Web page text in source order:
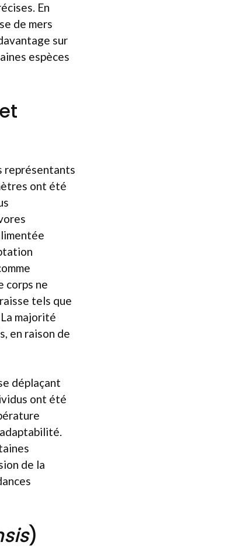
En
de mers
sur
espèces
représentants
ont été
corps ne
tels que
majorité
en raison de
déplaçant
ont été
de la
)